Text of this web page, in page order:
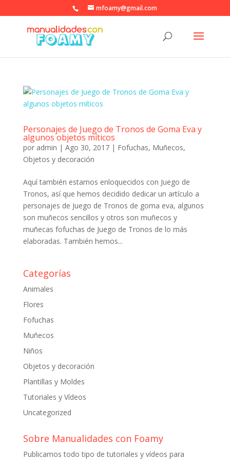
mfoamy@gmail.com
Personajes de Juego de Tronos de Goma Eva y
algunos objetos míticos
por admin | Ago 30, 2017| Fofuchas, Muñecos,
Objetos y decoración
Aquí también estamos enloquecidos con Juego de
Tronos, así que hemos decidido dedicar un artículo a
personajes de Juego de Tronos de goma eva, algunos
son muñecos sencillos y otros son muñecos y
muñecas fofuchas de Juego de Tronos de lo más
elaboradas. También hemos...
Categorías
Animales
Flores
Fofuchas
Muñecos
Niños
Objetos y decoración
Plantillas y Moldes
Tutoriales y Vídeos
Uncategorized
Sobre Manualidades con Foamy
Publicamos todo tipo de tutoriales y vídeos para